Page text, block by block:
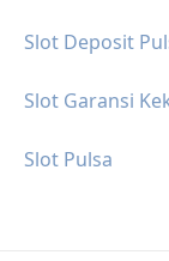
Slot Deposit
Slot Garansi
Slot Pulsa